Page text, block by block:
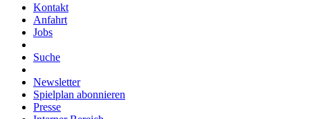
Kontakt
Anfahrt
Jobs
Suche
Newsletter
Spielplan abonnieren
Presse